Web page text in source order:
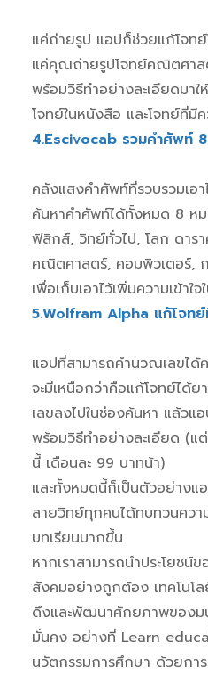
แค่ถ่ายรูป แอปก็ช่วยแก้โจท
แค่คุณถ่ายรูปโจทย์คณิตศาส
พร้อมวิธีทำอย่างละเอียดมา
โจทย์ในหนังสือ และโจทย์ที่มี
4.Escivocab รวมคำศัพท์
คลังแสงคำศัพท์ที่รวบรวมเอ
ค้นหาคำศัพท์ได้ทั้งหมด 8 ห
ฟิสิกส์, วิทย์ทั่วไป, โลก ดาร
คณิตศาสตร์, คอมพิวเตอร์, ก
เพื่อเก็บเอาไว้เพิ่มความเข้าใ
5.Wolfram Alpha แก้โจท
แอปที่สามารถคำนวณเลขไ
จะมีเหนือกว่าคือแก้โจทย์ได้
เลขลงไปในช่องค้นหา แล้วแ
พร้อมวิธีทำอย่างละเอียด (
นี้ เดือนละ 99 บาทน้า)
และทั้งหมดนี้ก็เป็นตัวอย่างแ
สายวิทย์ทุกคนได้ทบทวนควา
บทเรียนมากขึ้น
หากเราสามารถนำประโยชน์
สังคมอย่างถูกต้อง เทคโนโ
ดึงและพัฒนาศักยภาพของ
มั่นคง อย่างที่ Learn
นวัตกรรมการศึกษา ด้วยกา